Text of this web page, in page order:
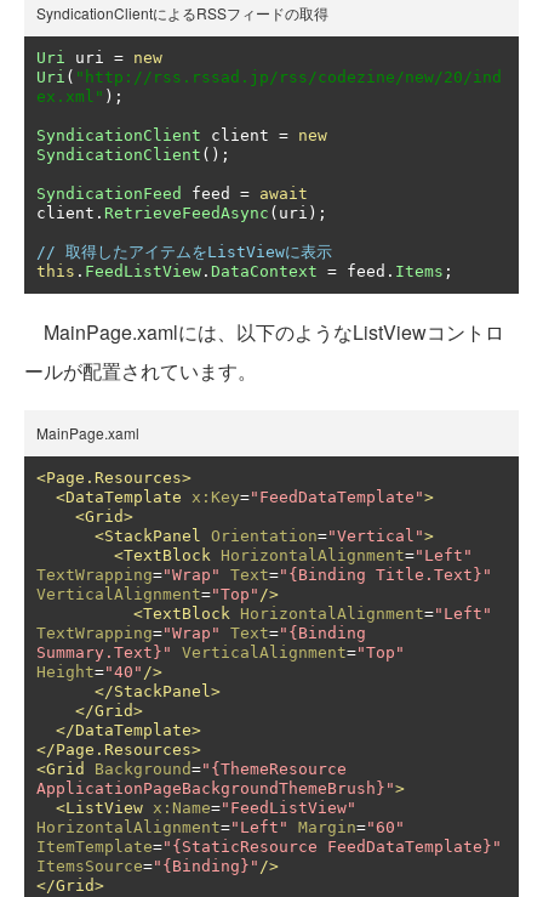
SyndicationClientによるRSSフィードの取得
Uri uri = new
Uri ( "http://rss.rssad.jp/rss/codezine/new/20/ind
ex.xml" );
SyndicationClient client = new
SyndicationClient ();
SyndicationFeed feed = await
client . RetrieveFeedAsync ( uri );
// 取得したアイテムをListViewに表示
this . FeedListView . DataContext = feed . Items ;
MainPage.xamlには、以下のようなListViewコントロ
ールが配置されています。
MainPage.xaml
<Page.Resources>
<DataTemplate x:Key="FeedDataTemplate">
<Grid>
<StackPanel Orientation="Vertical">
<TextBlock HorizontalAlignment="Left"
TextWrapping="Wrap" Text="{Binding Title.Text}"
VerticalAlignment="Top" />
<TextBlock HorizontalAlignment="Left"
TextWrapping="Wrap" Text="{Binding
Summary.Text}"
VerticalAlignment="Top"
Height="40" />
</StackPanel>
</Grid>
</DataTemplate>
</Page.Resources>
<Grid
Background="{ThemeResource
ApplicationPageBackgroundThemeBrush}">
<ListView x:Name="FeedListView"
HorizontalAlignment="Left" Margin="60"
ItemTemplate="{StaticResource FeedDataTemplate}"
ItemsSource="{Binding}" />
</Grid>